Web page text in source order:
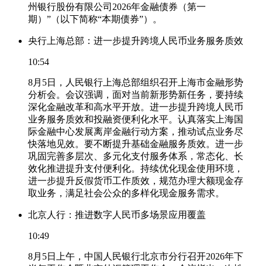
州银行股份有限公司2026年金融债券（第一
期）”（以下简称“本期债券”）。
央行上海总部：进一步提升跨境人民币业务服务质效
10:54
8月5日，人民银行上海总部组织召开上海市金融形势
分析会。会议强调，面对当前新形势新任务，要持续
深化金融改革和高水平开放。进一步提升跨境人民币
业务服务质效和投融资便利化水平。认真落实上海国
际金融中心发展离岸金融行动方案，推动试点业务尽
快落地见效。要不断提升基础金融服务质效。进一步
巩固完善多层次、多元化支付服务体系，常态化、长
效化推进提升支付便利化。持续优化现金使用环境，
进一步提升反假货币工作质效，规范办理大额现金存
取业务，满足社会公众的多样化现金服务需求。
北京人行：推进数字人民币多场景应用覆盖
10:49
8月5日上午，中国人民银行北京市分行召开2026年下